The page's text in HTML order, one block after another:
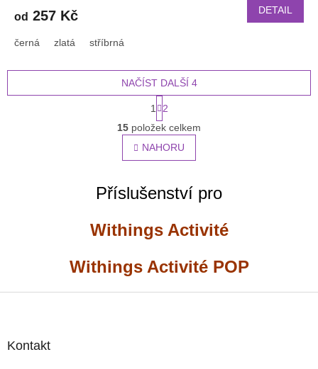
od 257 Kč DETAIL
černá zlatá stříbrná
O
v
l
á
a
c
p
k
v
NAČÍST DALŠÍ 4
t
r
á
n
k
á
1
2
15 položek celkem
NAHORU
Příslušenství pro
Withings Activité
Withings Activité POP
Kontakt